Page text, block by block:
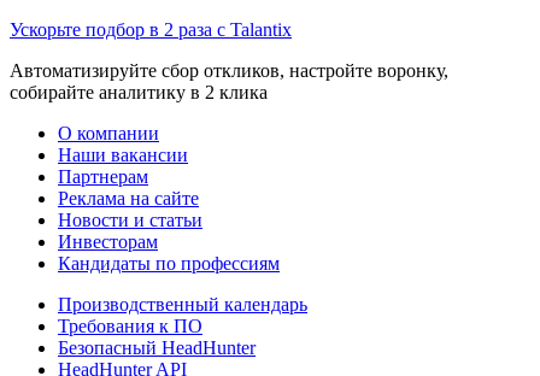
Ускорьте подбор в 2 раза с Talantix
Автоматизируйте сбор откликов, настройте воронку,
собирайте аналитику в 2 клика
О компании
Наши вакансии
Партнерам
Реклама на сайте
Новости и статьи
Инвесторам
Кандидаты по профессиям
Производственный календарь
Требования к ПО
Безопасный HeadHunter
HeadHunter API